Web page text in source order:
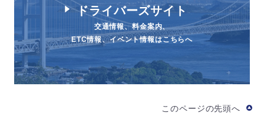
ドライバーズサイト
交通情報、料金案内、
ETC情報、イベント情報はこちらへ
このページの先頭へ